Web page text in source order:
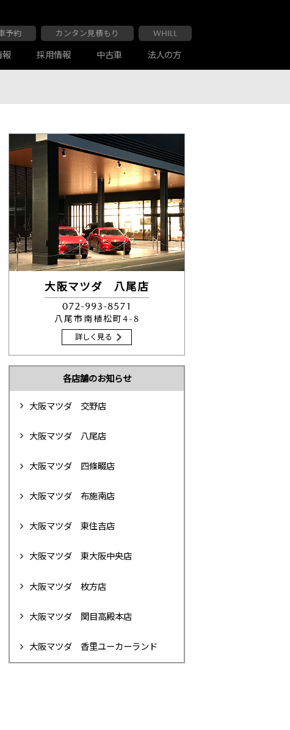
予約 カンタン見積もり WHILL
車検・点検
大阪マツダ 布施南店
大阪マツダ 交野店
報
お客様の声
採用情報 中古車 法人の方
大阪マツダ 八尾店
072-993-8571
八尾市南植松町4-8
詳しく見る
各店舗のお知らせ
大阪マツダ 交野店
大阪マツダ 八尾店
大阪マツダ 四條畷店
大阪マツダ 布施南店
大阪マツダ 東住吉店
大阪マツダ 東大阪中央店
大阪マツダ 枚方店
大阪マツダ 関目高殿本店
大阪マツダ 香里ユーカーランド